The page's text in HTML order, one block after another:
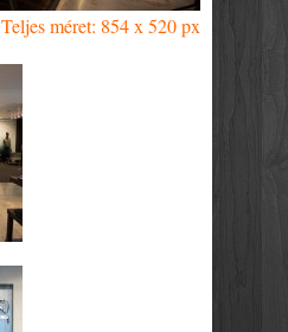
Teljes méret: 854 x 520 px